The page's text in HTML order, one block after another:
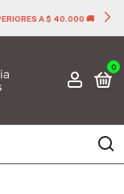
A $ 40.000 🚚
0